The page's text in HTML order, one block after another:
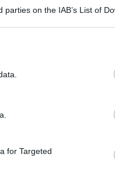
on the IAB’s List of
behaviour. You may click
your data for below specified
for Targeted
che hanno
2018), ex
attorno alla
spesso
che una
Il